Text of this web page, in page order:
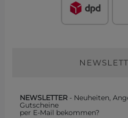
NEWSLETTER - Neuheiten,
Gutscheine
per E-Mail bekommen?